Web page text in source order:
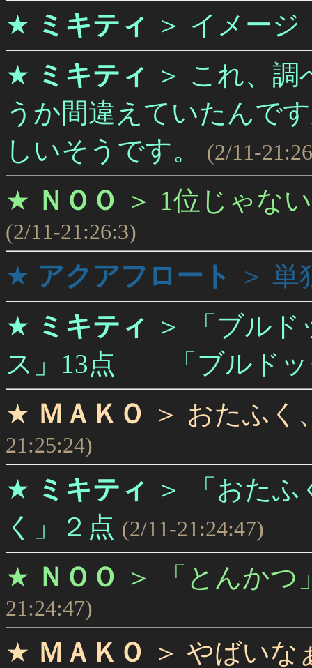
★ ミキティ ＞ イメー
★ ミキティ ＞ これ、調
うか間違えていたんで
しいそうです。
(2/11-
★ ＮＯＯ ＞ 1位じゃな
(2/11-21:26:3)
★ アクアフロート ＞ 単
★ ミキティ ＞
「ブル
ス」13点 「ブルドッ
★ ＭＡＫＯ ＞ おたふく
21:25:24)
★ ミキティ ＞
「おた
く」２点 (2/11-21:24:47)
★ ＮＯＯ ＞ 「とんか
21:24:47)
★ ＭＡＫＯ ＞ やばいな